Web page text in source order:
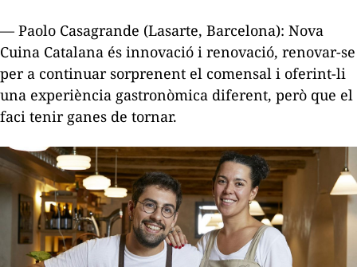
— Paolo Casagrande (Lasarte, Barcelona): Nova
Cuina Catalana és innovació i renovació, renovar-se
per a continuar sorprenent el comensal i oferint-li
una experiència gastronòmica diferent, però que el
faci tenir ganes de tornar.